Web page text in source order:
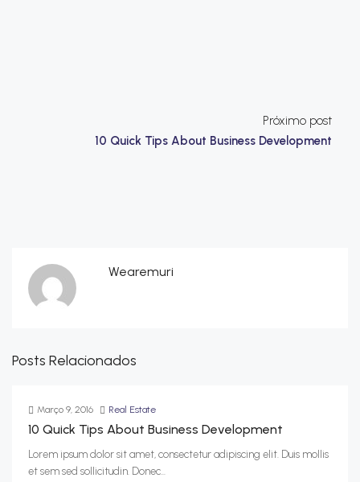
Próximo post
10 Quick Tips About Business Development
Wearemuri
Posts Relacionados
Março 9, 2016 Real Estate
10 Quick Tips About Business Development
Lorem ipsum dolor sit amet, consectetur adipiscing elit. Duis mollis
et sem sed sollicitudin. Donec...